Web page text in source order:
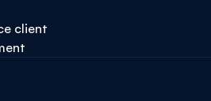
client